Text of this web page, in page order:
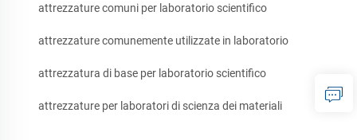
attrezzature comuni per laboratorio scientifico
attrezzature comunemente utilizzate in laboratorio
attrezzatura di base per laboratorio scientifico
attrezzature per laboratori di scienza dei materiali